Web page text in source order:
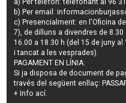
a) Per telèfon: telefonant al 96
b) Per email:
c) Presencialment: en l'Oficina
7), de dilluns a divendres de
16.00 a 18.30 h (del 15 de juny
i tancat a les vesprades).
PAGAMENT EN LÍNIA:
Si ja disposa de document de
través del següent enllaç:
+ Info ací.